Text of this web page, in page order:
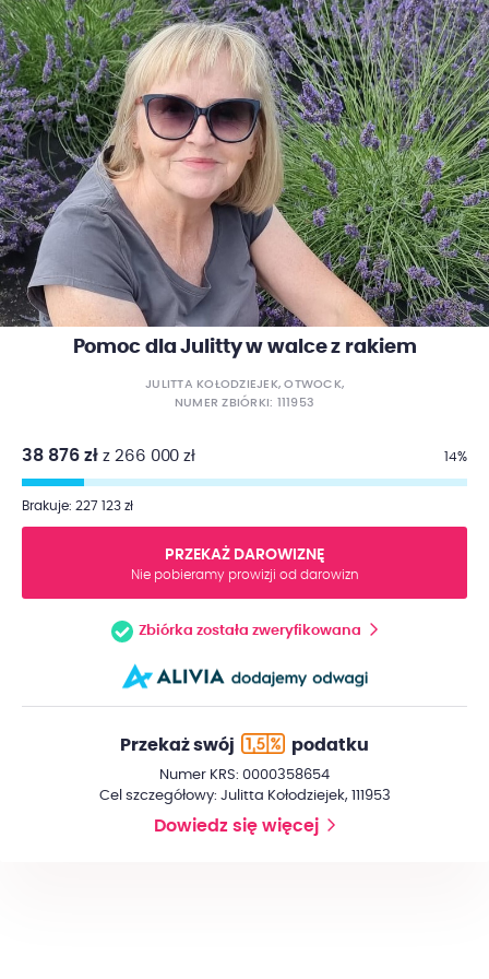
Pomoc dla Julitty w walce z rakiem
JULITTA KOŁODZIEJEK, OTWOCK,
NUMER ZBIÓRKI: 111953
38 876 zł z 266 000 zł 14%
Brakuje: 227 123 zł
PRZEKAŻ DAROWIZNĘ
Nie pobieramy prowizji od darowizn
Zbiórka została zweryfikowana
Przekaż swój podatku
Numer KRS: 0000358654
Cel szczegółowy: Julitta Kołodziejek, 111953
Dowiedz się więcej